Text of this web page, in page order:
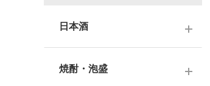
10,001円～
2,001～3,000円
3,001～5,000円
5,001～10,000円
日本酒
焼酎・泡盛